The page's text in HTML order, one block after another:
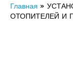
Главная »
ОТОПИТЕЛЕЙ И